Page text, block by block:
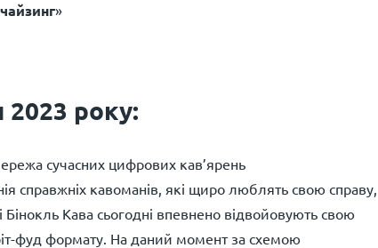
»
2023 року:
сучасних цифрових кав’ярень
справжніх кавоманів, які щиро люблять свою справу,
Бінокль Кава сьогодні впевнено відвойовують свою
фуд формату. На даний момент за схемою